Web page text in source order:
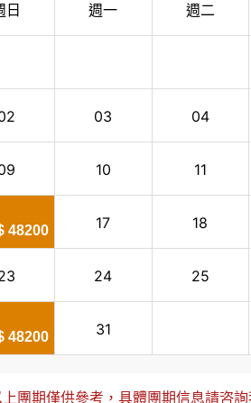
日 週一 週二
03 04
10 11
48200 17 18
24 25
48200 31
上團期僅供參考，具體團期信息請咨詢